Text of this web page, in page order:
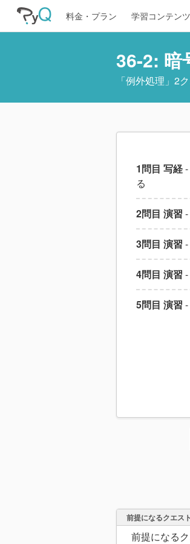
料金・プラン 学習コンテン
36-2: 暗
「例外処理 」2
1問目 写経
る
2問目 演習
3問目 演習
4問目 演習
5問目 演習
前提になるクエスト
前提になる